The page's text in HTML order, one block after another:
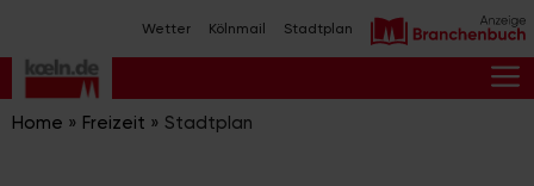
Inhalt
springen
Wetter Kölnmail Stadtplan
Home » Freizeit » Stadtplan